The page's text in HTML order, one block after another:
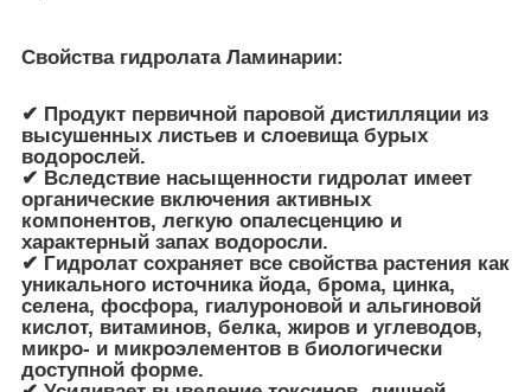
Свойства гидролата Ламинарии:
✔ Продукт первичной паровой дистилляции из
высушенных листьев и слоевища бурых
водорослей.
✔ Вследствие насыщенности гидролат имеет
органические включения активных
компонентов, легкую опалесценцию и
характерный запах водоросли.
✔ Гидролат сохраняет все свойства растения как
уникального источника йода, брома, цинка,
селена, фосфора, гиалуроновой и альгиновой
кислот, витаминов, белка, жиров и углеводов,
микро- и микроэлементов в биологически
доступной форме.